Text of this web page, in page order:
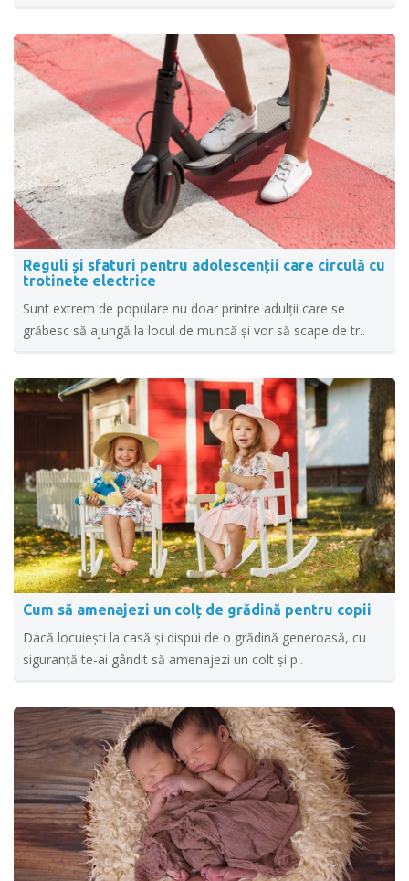
Reguli și sfaturi pentru adolescenții care circulă cu
trotinete electrice
Sunt extrem de populare nu doar printre adulții care se
grăbesc să ajungă la locul de muncă și vor să scape de tr..
Cum să amenajezi un colț de grădină pentru copii
Dacă locuiești la casă și dispui de o grădină generoasă, cu
siguranță te-ai gândit să amenajezi un colt și p..